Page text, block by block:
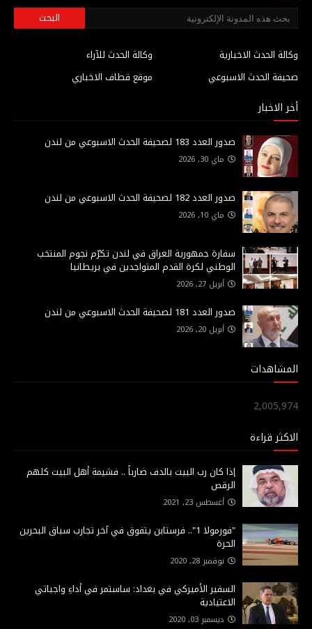
وكالة الحدث للآراء
وكالة الحدث الاخبارية
موقع قطاف الاخباري
صحيفة الحدث الاسبوعي
أخر الاخبار
صدور العدد 183 لصحيفة الحدث الاسبوعي من لندن
ماي 30, 2026
صدور العدد 182 لصحيفة الحدث الاسبوعي من لندن
ماي 10, 2026
سفارة جمهورية العراق في لندن تكرّم نجوم المنتخب
الوطني لكرة القدم المتواجدين في بريطانيا
أبريل 27, 2026
صدور العدد 181 لصحيفة الحدث الاسبوعي من لندن
أبريل 20, 2026
المشاهدات
2,005,974
الاكثر قراءة
إذا كان رب البيت بالدف ضارباً .. فشيمة أهل البيت كلهم
الرقص
أغسطس 23, 2021
"فورمولا 1".. فرستابن يتفوق في آخر تجارب سباق البحرين
الحرة
نوفمبر 28, 2020
السفير الأميركي في بغداد: ساستمر في أداءِ واجباتي
الاعتيادية
ديسمبر 03, 2020